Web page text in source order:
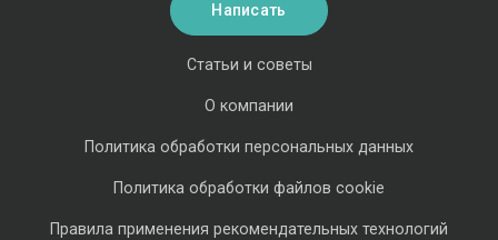
Статьи и советы
О компании
Политика обработки персональных данных
Политика обработки файлов cookie
Правила применения рекомендательных технологий
Написать